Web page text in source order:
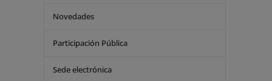
Novedades
Participación Pública
Sede electrónica